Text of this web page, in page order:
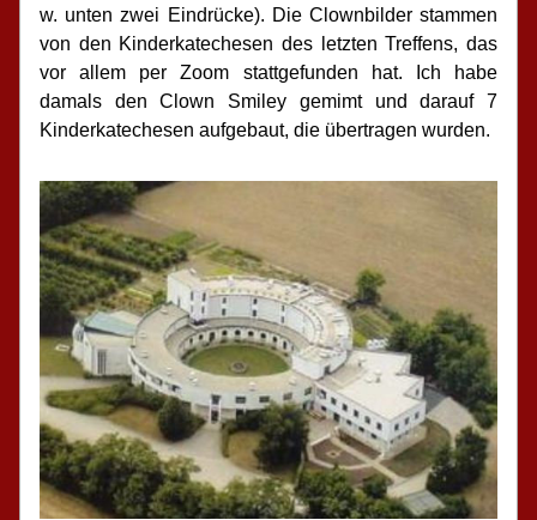
w. unten zwei Eindrücke). Die Clownbilder stammen
von den Kinderkatechesen des letzten Treffens, das
vor allem per Zoom stattgefunden hat. Ich habe
damals den Clown Smiley gemimt und darauf 7
Kinderkatechesen aufgebaut, die übertragen wurden.